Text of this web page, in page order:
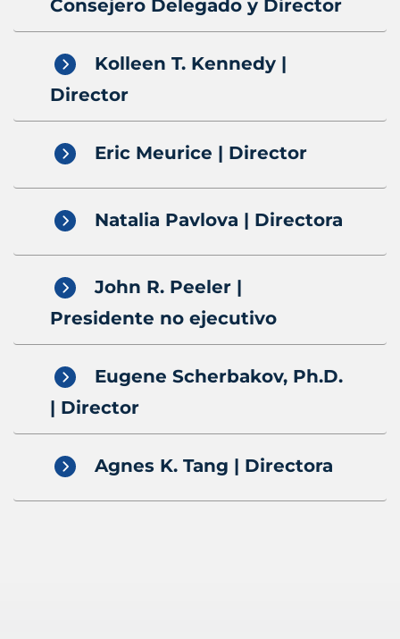
Consejero Delegado y Director
Director
Eric Meurice | Director
Natalia Pavlova | Directora
Presidente no ejecutivo
| Director
Agnes K. Tang | Directora